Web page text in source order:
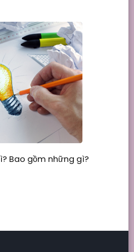
Bao gồm những gì?